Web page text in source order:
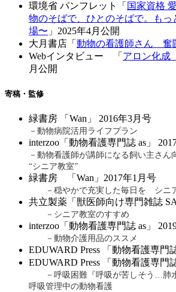
環境省 パンフレット「 国家資格
物のそばで、ひとのそばで。もっ
場〜 」2025年4月公開
大月書店「 動物の看護師さん 奮
Webインタビュー 「 アロン化成
月公開
寄稿・監修
緑書房 「Wan」 2016年3月号
－動物病院活用ライフプラン
interzoo「動物看護専門誌 as」
－動物看護師が講師になる飼い主さん
“シニア教室”
緑書房 「Wan」2017年1月号
－穏やかで充実した毎日を シニア
共立製薬「獣医師向け専門雑誌
－シニア教室のすすめ
interzoo「動物看護専門誌 as」
－動物介護用品のススメ
EDUWARD Press 「動物看護専門
EDUWARD Press 「動物看護専門
－呼吸困難『呼吸が苦しそう…肺水
呼吸管理中の動物看護